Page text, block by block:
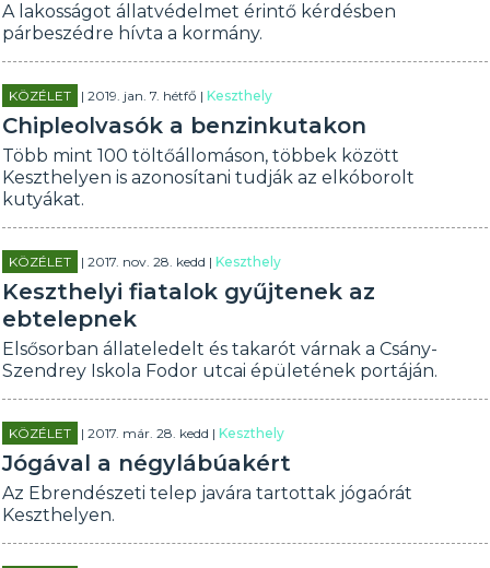
A lakosságot állatvédelmet érintő kérdésben
párbeszédre hívta a kormány.
KÖZÉLET | 2019. jan. 7. hétfő |Keszthely
Chipleolvasók a benzinkutakon
Több mint 100 töltőállomáson, többek között
Keszthelyen is azonosítani tudják az elkóborolt
kutyákat.
KÖZÉLET | 2017. nov. 28. kedd |Keszthely
Keszthelyi fiatalok gyűjtenek az
ebtelepnek
Elsősorban állateledelt és takarót várnak a Csány-
Szendrey Iskola Fodor utcai épületének portáján.
KÖZÉLET | 2017. már. 28. kedd |Keszthely
Jógával a négylábúakért
Az Ebrendészeti telep javára tartottak jógaórát
Keszthelyen.